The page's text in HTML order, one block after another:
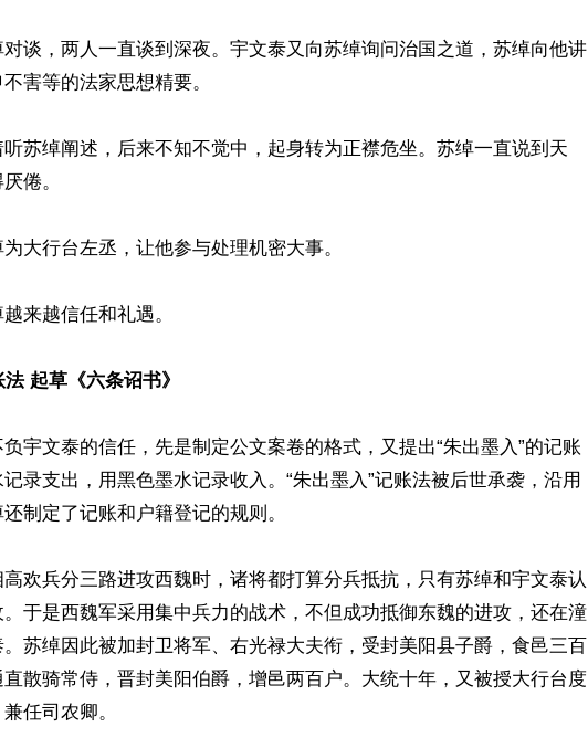
谈，两人一直谈到深夜。宇文泰又向苏绰询问治国之道，苏绰向他讲
害等的法家思想精要。
苏绰阐述，后来不知不觉中，起身转为正襟危坐。苏绰一直说到天
倦。
大行台左丞，让他参与处理机密大事。
来越信任和礼遇。
起草《六条诏书》
宇文泰的信任，先是制定公文案卷的格式，又提出“朱出墨入”的记账
录支出，用黑色墨水记录收入。“朱出墨入”记账法被后世承袭，沿用
制定了记账和户籍登记的规则。
欢兵分三路进攻西魏时，诸将都打算分兵抵抗，只有苏绰和宇文泰认
于是西魏军采用集中兵力的战术，不但成功抵御东魏的进攻，还在潼
苏绰因此被加封卫将军、右光禄大夫衔，受封美阳县子爵，食邑三百
散骑常侍，晋封美阳伯爵，增邑两百户。大统十年，又被授大行台度
任司农卿。